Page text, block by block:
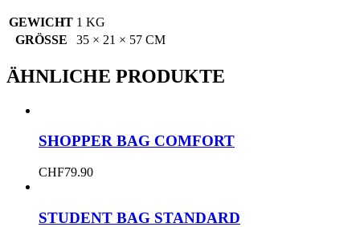
GEWICHT 1 KG
GRÖSSE
35 × 21 × 57 CM
ÄHNLICHE PRODUKTE
SHOPPER BAG COMFORT
CHF79.90
STUDENT BAG STANDARD